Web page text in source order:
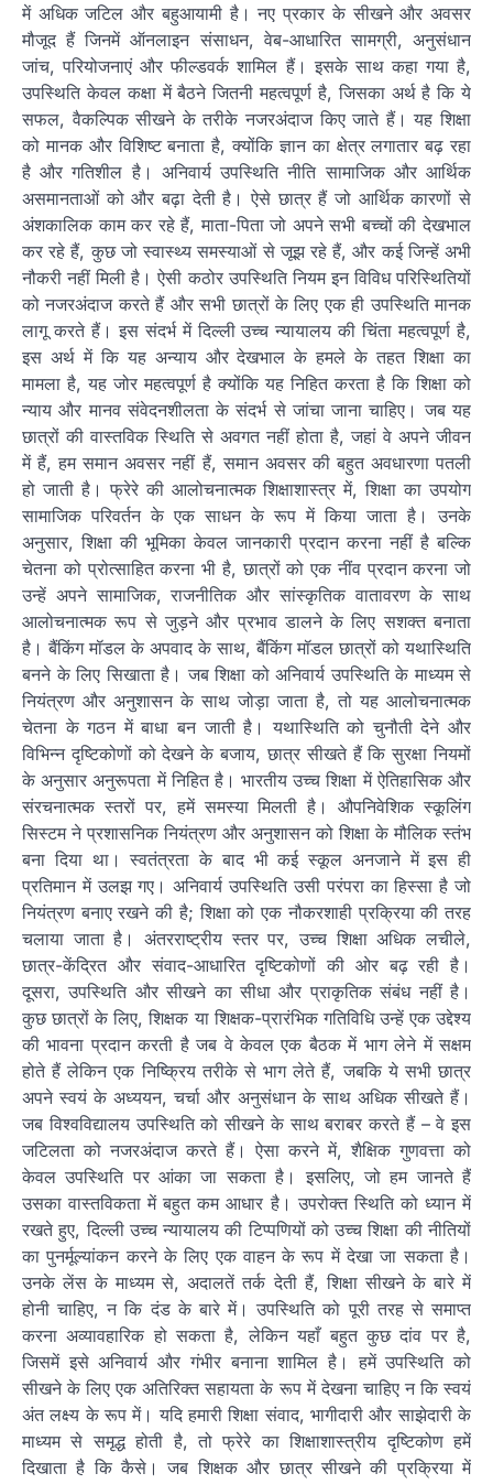
में अधिक जटिल और बहुआयामी है। नए प्रकार के सीखने और अवसर
मौजूद हैं जिनमें ऑनलाइन संसाधन, वेब-आधारित सामग्री, अनुसंधान
जांच, परियोजनाएं और फील्डवर्क शामिल हैं। इसके साथ कहा गया है,
उपस्थिति केवल कक्षा में बैठने जितनी महत्वपूर्ण है, जिसका अर्थ है कि ये
सफल, वैकल्पिक सीखने के तरीके नजरअंदाज किए जाते हैं। यह शिक्षा
को मानक और विशिष्ट बनाता है, क्योंकि ज्ञान का क्षेत्र लगातार बढ़ रहा
है और गतिशील है। अनिवार्य उपस्थिति नीति सामाजिक और आर्थिक
असमानताओं को और बढ़ा देती है। ऐसे छात्र हैं जो आर्थिक कारणों से
अंशकालिक काम कर रहे हैं, माता-पिता जो अपने सभी बच्चों की देखभाल
कर रहे हैं, कुछ जो स्वास्थ्य समस्याओं से जूझ रहे हैं, और कई जिन्हें अभी
नौकरी नहीं मिली है। ऐसी कठोर उपस्थिति नियम इन विविध परिस्थितियों
को नजरअंदाज करते हैं और सभी छात्रों के लिए एक ही उपस्थिति मानक
लागू करते हैं। इस संदर्भ में दिल्ली उच्च न्यायालय की चिंता महत्वपूर्ण है,
इस अर्थ में कि यह अन्याय और देखभाल के हमले के तहत शिक्षा का
मामला है, यह जोर महत्वपूर्ण है क्योंकि यह निहित करता है कि शिक्षा को
न्याय और मानव संवेदनशीलता के संदर्भ से जांचा जाना चाहिए। जब यह
छात्रों की वास्तविक स्थिति से अवगत नहीं होता है, जहां वे अपने जीवन
में हैं, हम समान अवसर नहीं हैं, समान अवसर की बहुत अवधारणा पतली
हो जाती है। फ्रेरे की आलोचनात्मक शिक्षाशास्त्र में, शिक्षा का उपयोग
सामाजिक परिवर्तन के एक साधन के रूप में किया जाता है। उनके
अनुसार, शिक्षा की भूमिका केवल जानकारी प्रदान करना नहीं है बल्कि
चेतना को प्रोत्साहित करना भी है, छात्रों को एक नींव प्रदान करना जो
उन्हें अपने सामाजिक, राजनीतिक और सांस्कृतिक वातावरण के साथ
आलोचनात्मक रूप से जुड़ने और प्रभाव डालने के लिए सशक्त बनाता
है। बैंकिंग मॉडल के अपवाद के साथ, बैंकिंग मॉडल छात्रों को यथास्थिति
बनने के लिए सिखाता है। जब शिक्षा को अनिवार्य उपस्थिति के माध्यम से
नियंत्रण और अनुशासन के साथ जोड़ा जाता है, तो यह आलोचनात्मक
चेतना के गठन में बाधा बन जाती है। यथास्थिति को चुनौती देने और
विभिन्न दृष्टिकोणों को देखने के बजाय, छात्र सीखते हैं कि सुरक्षा नियमों
के अनुसार अनुरूपता में निहित है। भारतीय उच्च शिक्षा में ऐतिहासिक और
संरचनात्मक स्तरों पर, हमें समस्या मिलती है। औपनिवेशिक स्कूलिंग
सिस्टम ने प्रशासनिक नियंत्रण और अनुशासन को शिक्षा के मौलिक स्तंभ
बना दिया था। स्वतंत्रता के बाद भी कई स्कूल अनजाने में इस ही
प्रतिमान में उलझ गए। अनिवार्य उपस्थिति उसी परंपरा का हिस्सा है जो
नियंत्रण बनाए रखने की है; शिक्षा को एक नौकरशाही प्रक्रिया की तरह
चलाया जाता है। अंतरराष्ट्रीय स्तर पर, उच्च शिक्षा अधिक लचीले,
छात्र-केंद्रित और संवाद-आधारित दृष्टिकोणों की ओर बढ़ रही है।
दूसरा, उपस्थिति और सीखने का सीधा और प्राकृतिक संबंध नहीं है।
कुछ छात्रों के लिए, शिक्षक या शिक्षक-प्रारंभिक गतिविधि उन्हें एक उद्देश्य
की भावना प्रदान करती है जब वे केवल एक बैठक में भाग लेने में सक्षम
होते हैं लेकिन एक निष्क्रिय तरीके से भाग लेते हैं, जबकि ये सभी छात्र
अपने स्वयं के अध्ययन, चर्चा और अनुसंधान के साथ अधिक सीखते हैं।
जब विश्वविद्यालय उपस्थिति को सीखने के साथ बराबर करते हैं – वे इस
जटिलता को नजरअंदाज करते हैं। ऐसा करने में, शैक्षिक गुणवत्ता को
केवल उपस्थिति पर आंका जा सकता है। इसलिए, जो हम जानते हैं
उसका वास्तविकता में बहुत कम आधार है। उपरोक्त स्थिति को ध्यान में
रखते हुए, दिल्ली उच्च न्यायालय की टिप्पणियों को उच्च शिक्षा की नीतियों
का पुनर्मूल्यांकन करने के लिए एक वाहन के रूप में देखा जा सकता है।
उनके लेंस के माध्यम से, अदालतें तर्क देती हैं, शिक्षा सीखने के बारे में
होनी चाहिए, न कि दंड के बारे में। उपस्थिति को पूरी तरह से समाप्त
करना अव्यावहारिक हो सकता है, लेकिन यहाँ बहुत कुछ दांव पर है,
जिसमें इसे अनिवार्य और गंभीर बनाना शामिल है। हमें उपस्थिति को
सीखने के लिए एक अतिरिक्त सहायता के रूप में देखना चाहिए न कि स्वयं
अंत लक्ष्य के रूप में। यदि हमारी शिक्षा संवाद, भागीदारी और साझेदारी के
माध्यम से समृद्ध होती है, तो फ्रेरे का शिक्षाशास्त्रीय दृष्टिकोण हमें
दिखाता है कि कैसे। जब शिक्षक और छात्र सीखने की प्रक्रिया में